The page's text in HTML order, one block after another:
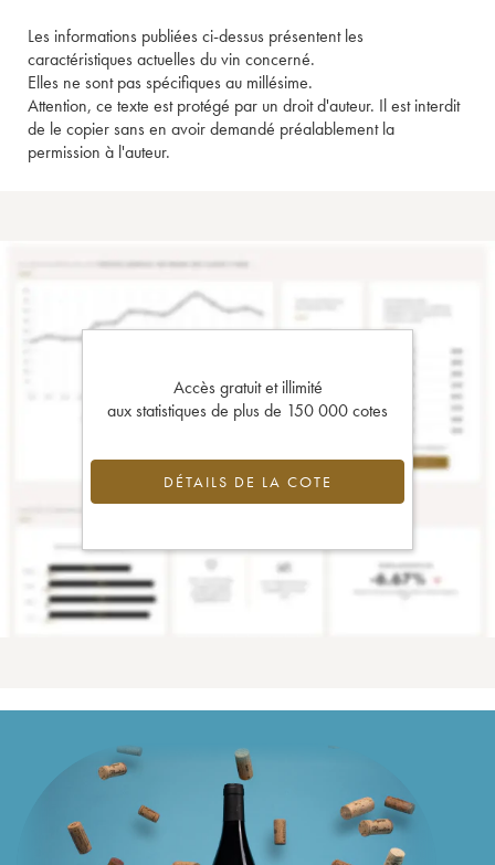
Les informations publiées ci-dessus présentent les
caractéristiques actuelles du vin concerné.
Elles ne sont pas spécifiques au millésime.
Attention, ce texte est protégé par un droit d'auteur. Il est interdit
de le copier sans en avoir demandé préalablement la
permission à l'auteur.
Accès gratuit et illimité
aux statistiques de plus de 150 000 cotes
DÉTAILS DE LA COTE